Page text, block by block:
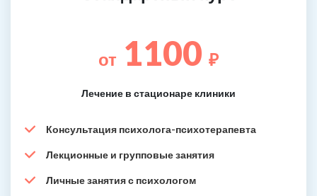
от 1100 ₽
Лечение в стационаре клиники
Консультация психолога-психотерапевта
Лекционные и групповые занятия
Личные занятия с психологом